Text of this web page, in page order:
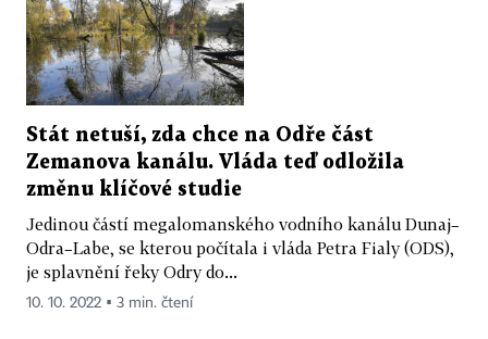
Stát netuší, zda chce na Odře část
Zemanova kanálu. Vláda teď odložila
změnu klíčové studie
Jedinou částí megalomanského vodního kanálu Dunaj–
Odra–Labe, se kterou počítala i vláda Petra Fialy (ODS),
je splavnění řeky Odry do...
10. 10. 2022 ▪ 3 min. čtení